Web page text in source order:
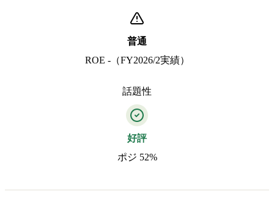
普通
ROE -（FY2026/2実績）
話題性
好評
ポジ 52%